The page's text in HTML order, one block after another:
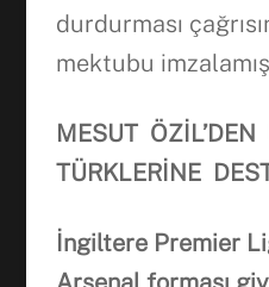
durdurması
mektubu
MESUT ÖZİ
TÜRKLERİNE
İngiltere Premier